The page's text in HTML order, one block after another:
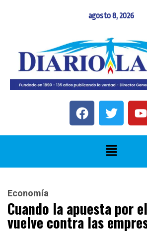
agosto 8, 2026
Economía
Cuando la apuesta por
vuelve contra las